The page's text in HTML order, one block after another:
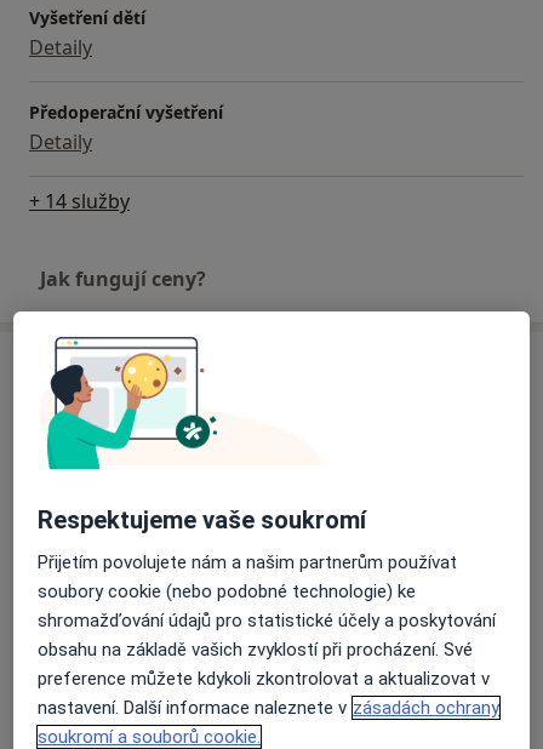
Vyšetření dětí
Detaily
Předoperační vyšetření
Detaily
+ 14 služby
Jak fungují ceny?
Adresa
Dětská praxe s.r.o.
EUC klinika Opavská 39,
Přiblížit mapu
Dostupnost
Na této adrese online kalendář není aktivní
Co mám v takové situaci udělat?
Více
Respektujeme vaše soukromí
Přijetím povolujete nám a našim partnerům používat
soubory cookie (nebo podobné technologie) ke
shromažďování údajů pro statistické účely a poskytování
obsahu na základě vašich zvyklostí při procházení. Své
preference můžete kdykoli zkontrolovat a aktualizovat v
nastavení. Další informace naleznete v zásadách ochrany
soukromí a souborů cookie.